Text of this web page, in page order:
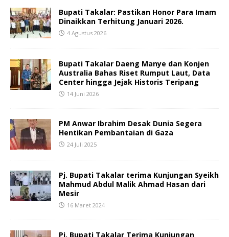
Bupati Takalar: Pastikan Honor Para Imam
Dinaikkan Terhitung Januari 2026.
4 Agustus 2026
Bupati Takalar Daeng Manye dan Konjen
Australia Bahas Riset Rumput Laut, Data
Center hingga Jejak Historis Teripang
14 Juni 2026
PM Anwar Ibrahim Desak Dunia Segera
Hentikan Pembantaian di Gaza
24 Juli 2025
Pj. Bupati Takalar terima Kunjungan Syeikh
Mahmud Abdul Malik Ahmad Hasan dari
Mesir
16 Maret 2024
Pj. Bupati Takalar Terima Kunjungan